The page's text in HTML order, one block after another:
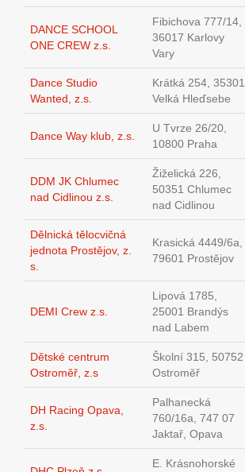
DANCE SCHOOL
ONE CREW z.s.
Fibichova 777/14,
36017 Karlovy
Vary
Dance Studio
Wanted, z.s.
Krátká 254, 35301
Velká Hleďsebe
Dance Way klub, z.s.
U Tvrze 26/20,
10800 Praha
DDM JK Chlumec
nad Cidlinou z.s.
Žiželická 226,
50351 Chlumec
nad Cidlinou
Dělnická tělocvičná
jednota Prostějov, z.
s.
Krasická 4449/6a,
79601 Prostějov
DEMI Crew z.s.
Lipová 1785,
25001 Brandýs
nad Labem
Dětské centrum
Ostroměř, z.s
Školní 315, 50752
Ostroměř
DH Racing Opava,
z.s.
Palhanecká
760/16a, 747 07
Jaktař, Opava
E. Krásnohorské